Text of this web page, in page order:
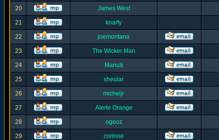
20 James West
21 knarfy
22 joemontana
23 The Wicker Man
24 Manu8
25 sheular
26 micheljr
27 Alerte Orange
28 ogooz
29 corinne